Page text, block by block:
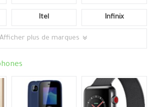
Itel Infinix
Afficher plus de marques